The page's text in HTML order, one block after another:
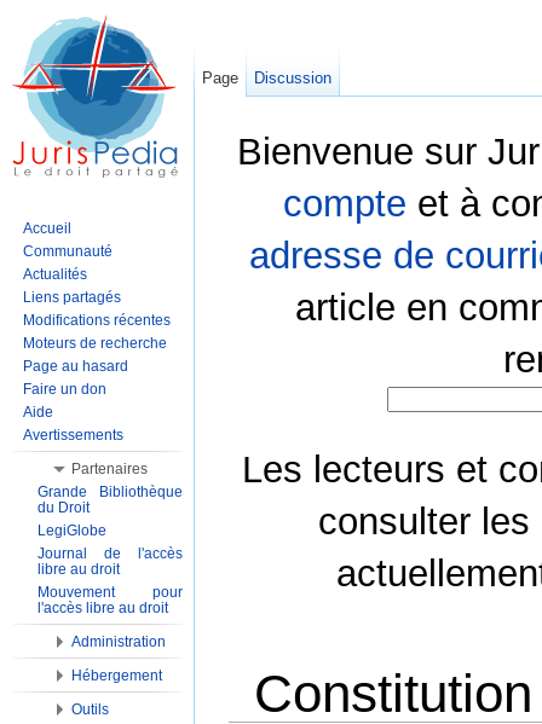
Bienvenue sur
compte et à
adresse de
article en
Les lecteurs et
consulter les
Page Discussion
Accueil
Communauté
Actualités
Liens partagés
Modifications récentes
Moteurs de recherche
Page au hasard
Faire un don
Aide
Avertissements
Partenaires
Grande Bibliothèque
du Droit
LegiGlobe
Journal de l'accès
libre au droit
Mouvement pour
l'accès libre au droit
Administration
Hébergement
Outils